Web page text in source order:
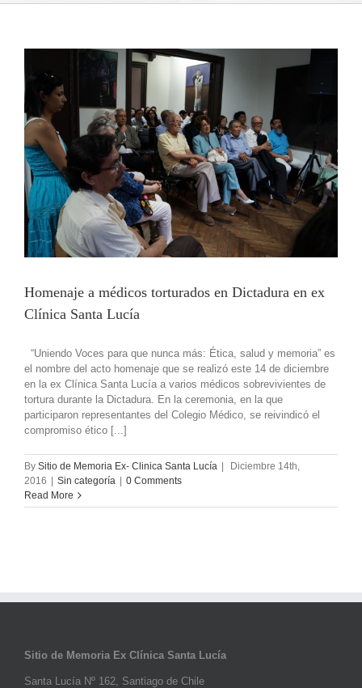
Homenaje a médicos torturados en Dictadura en ex
Clínica Santa Lucía
“Uniendo Voces para que nunca más: Ética, salud y memoria” es
el nombre del acto homenaje que se realizó este 14 de diciembre
en la ex Clínica Santa Lucía a varios médicos sobrevivientes de
tortura durante la Dictadura. En la ceremonia, en la que
participaron representantes del Colegio Médico, se reivindicó el
compromiso ético [...]
By Sitio de Memoria Ex- Clinica Santa Lucía |
Diciembre 14th,
2016 | Sin categoría | 0 Comments
Read More
Sitio de Memoria Ex Clínica Santa Lucía
Santa Lucía Nº 162, Santiago de Chile